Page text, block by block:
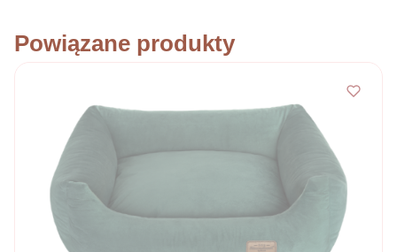
Powiązane produkty